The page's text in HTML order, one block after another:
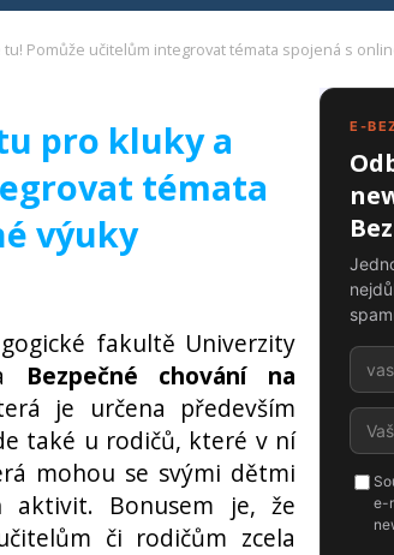
Pomůže učitelům integrovat témata spojená s
E-
e-
pro kluky a
témata
výuky
fakultě Univerzity
Bezpečné chování na
je určena především
také u rodičů, které v ní
mohou se svými dětmi
aktivit. Bonusem je, že
či rodičům zcela